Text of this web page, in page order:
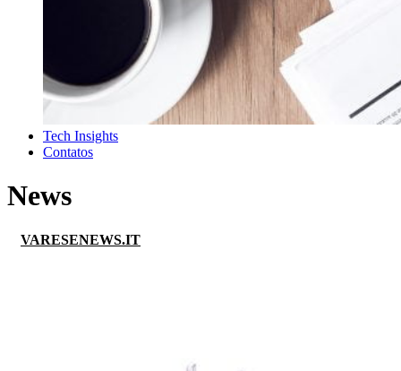
Tech Insights
Contatos
News
VARESENEWS.IT